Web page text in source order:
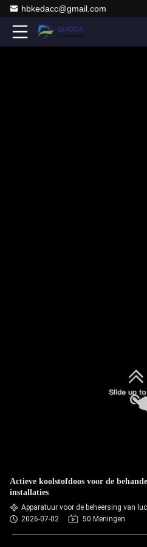
hbkedacc@gmail.com
Actieve koolstofdoos voor de
installaties
Apparatuur voor de beheersing van
2026-07-02
50 Meningen